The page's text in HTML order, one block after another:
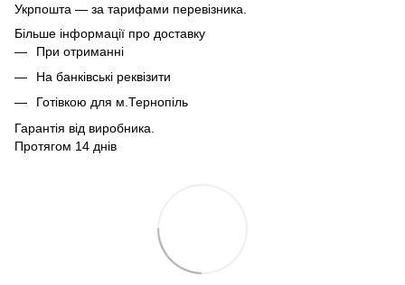
Укрпошта — за тарифами перевізника.
Більше інформації про доставку
При отриманні
На банківські реквізити
Готівкою для м.Тернопіль
Гарантія від виробника.
Протягом 14 днів